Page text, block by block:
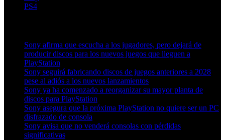
PS4
Sony afirma que escucha a los jugadores, pero dejará de
producir discos para los nuevos juegos que lleguen a
PlayStation
Sony seguirá fabricando discos de juegos anteriores a 2028
pese al adiós a los nuevos lanzamientos
Sony ya ha comenzado a reorganizar su mayor planta de
discos para PlayStation
Sony asegura que la próxima PlayStation no quiere ser un PC
disfrazado de consola
Sony avisa que no venderá consolas con pérdidas
significativas